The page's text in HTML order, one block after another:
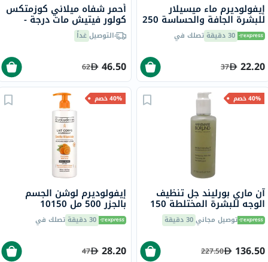
إيفولوديرم ماء ميسيلار
للبشرة الجافة والحساسة 250
مل 30 دقيقة تصلك في
22.20
37
أحمر شفاه ميلاني كوزمتكس
كولور فيتيش مات درجة -
بوبي/340التوصيلغداً
46.50
62
40% خصم
آن ماري بورليند جل تنظيف
الوجه للبشرة المختلطة 150
مل توصيل مجاني30 دقيقة
136.50
227.50
40% خصم
إيفولوديرم لوشن الجسم
بالجزر 500 مل 10150
30 دقيقة تصلك في
28.20
47